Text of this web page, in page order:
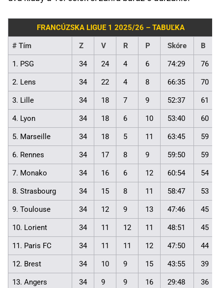
FRANCÚZSKA LIGUE 1 2025/26 – TABUĽKA
# Tím Z V R P Skóre B
1. PSG 34 24 4 6 74:29 76
2. Lens 34 22 4 8 66:35 70
3. Lille 34 18 7 9 52:37 61
4. Lyon 34 18 6 10 53:40 60
5. Marseille 34 18 5 11 63:45 59
6. Rennes 34 17 8 9 59:50 59
7. Monako 34 16 6 12 60:54 54
8. Strasbourg 34 15 8 11 58:47 53
9. Toulouse 34 12 9 13 47:46 45
10. Lorient 34 11 12 11 48:51 45
11. Paris FC 34 11 11 12 47:50 44
12. Brest 34 10 9 15 43:55 39
13. Angers 34 9 9 16 29:48 36